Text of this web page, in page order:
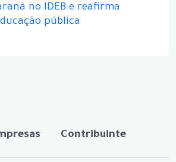
no IDEB e reafirma
pública
Contribuinte